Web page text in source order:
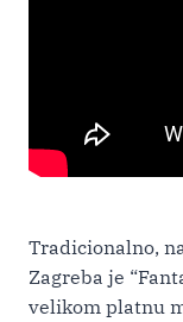
Tradicionalno,
Zagreba je
velikom platnu